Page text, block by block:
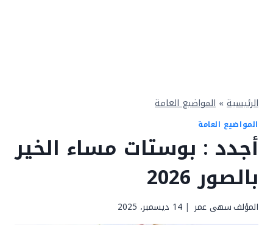
الرئيسية » المواضيع العامة
المواضيع العامة
أجدد : بوستات مساء الخير
بالصور 2026
المؤلفسهى عمر 14 ديسمبر، 2025